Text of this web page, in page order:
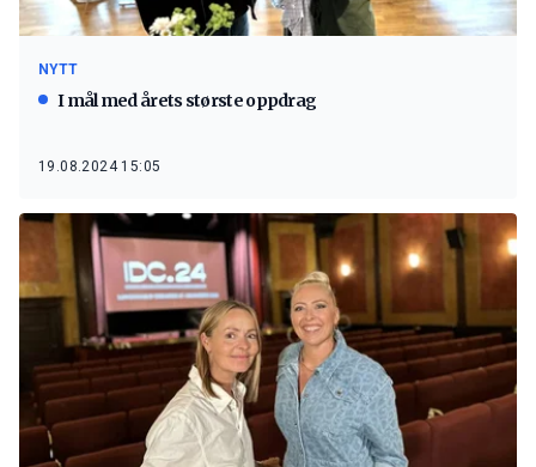
NYTT
I mål med årets største oppdrag
19.08.2024 15:05